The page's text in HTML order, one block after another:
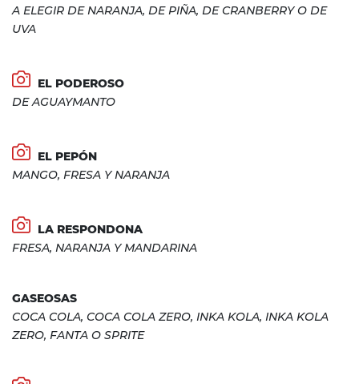
A ELEGIR DE NARANJA, DE PIÑA, DE CRANBERRY O DE
UVA
EL PODEROSO
DE AGUAYMANTO
EL PEPÓN
MANGO, FRESA Y NARANJA
LA RESPONDONA
FRESA, NARANJA Y MANDARINA
GASEOSAS
COCA COLA, COCA COLA ZERO, INKA KOLA, INKA KOLA
ZERO, FANTA O SPRITE